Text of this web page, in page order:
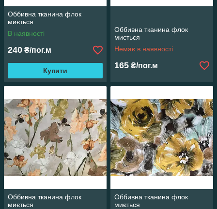
Оббивна тканина флок
миється
В наявності
240 ₴/пог.м
Купити
Оббивна тканина флок
миється
Немає в наявності
165 ₴/пог.м
Оббивна тканина флок
миється
Оббивна тканина флок
миється